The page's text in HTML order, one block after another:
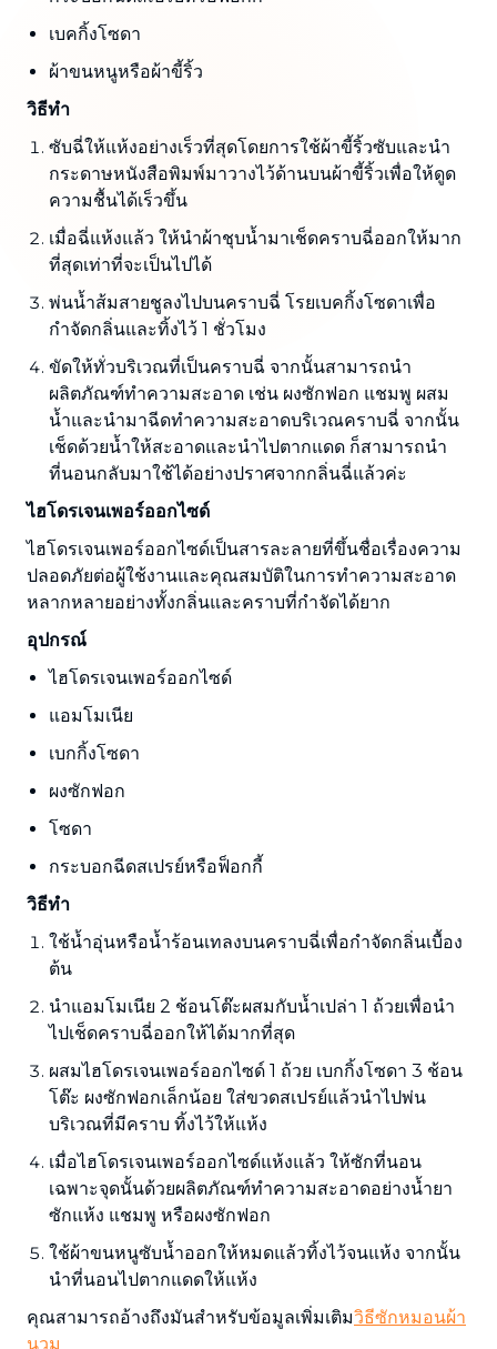
เบคกิ้งโซดา
ผ้าขนหนูหรือผ้าขี้ริ้ว
วิธีทำ
ซับฉี่ให้แห้งอย่างเร็วที่สุดโดยการใช้ผ้าขี้ริ้วซับและนำ
กระดาษหนังสือพิมพ์มาวางไว้ด้านบนผ้าขี้ริ้วเพื่อให้ดูด
ความชื้นได้เร็วขึ้น
เมื่อฉี่แห้งแล้ว ให้นำผ้าชุบน้ำมาเช็ดคราบฉี่ออกให้มาก
ที่สุดเท่าที่จะเป็นไปได้
พ่นน้ำส้มสายชูลงไปบนคราบฉี่ โรยเบคกิ้งโซดาเพื่อ
กำจัดกลิ่นและทิ้งไว้ 1 ชั่วโมง
ขัดให้ทั่วบริเวณที่เป็นคราบฉี่ จากนั้นสามารถนำ
ผลิตภัณฑ์ทำความสะอาด เช่น ผงซักฟอก แชมพู ผสม
น้ำและนำมาฉีดทำความสะอาดบริเวณคราบฉี่ จากนั้น
เช็ดด้วยน้ำให้สะอาดและนำไปตากแดด ก็สามารถนำ
ที่นอนกลับมาใช้ได้อย่างปราศจากกลิ่นฉี่แล้วค่ะ
ไฮโดรเจนเพอร์ออกไซด์
ไฮโดรเจนเพอร์ออกไซด์เป็นสารละลายที่ขึ้นชื่อเรื่องความ
ปลอดภัยต่อผู้ใช้งานและคุณสมบัติในการทำความสะอาด
หลากหลายอย่างทั้งกลิ่นและคราบที่กำจัดได้ยาก
อุปกรณ์
ไฮโดรเจนเพอร์ออกไซด์
แอมโมเนีย
เบกกิ้งโซดา
ผงซักฟอก
โซดา
กระบอกฉีดสเปรย์หรือฟ็อกกี้
วิธีทำ
ใช้น้ำอุ่นหรือน้ำร้อนเทลงบนคราบฉี่เพื่อกำจัดกลิ่นเบื้อง
ต้น
นำแอมโมเนีย 2 ช้อนโต๊ะผสมกับน้ำเปล่า 1 ถ้วยเพื่อนำ
ไปเช็ดคราบฉี่ออกให้ได้มากที่สุด
ผสมไฮโดรเจนเพอร์ออกไซด์ 1 ถ้วย เบกกิ้งโซดา 3 ช้อน
โต๊ะ ผงซักฟอกเล็กน้อย ใส่ขวดสเปรย์แล้วนำไปพ่น
บริเวณที่มีคราบ ทิ้งไว้ให้แห้ง
เมื่อไฮโดรเจนเพอร์ออกไซด์แห้งแล้ว ให้ซักที่นอน
เฉพาะจุดนั้นด้วยผลิตภัณฑ์ทำความสะอาดอย่างน้ำยา
ซักแห้ง แชมพู หรือผงซักฟอก
ใช้ผ้าขนหนูซับน้ำออกให้หมดแล้วทิ้งไว้จนแห้ง จากนั้น
นำที่นอนไปตากแดดให้แห้ง
คุณสามารถอ้างถึงมันสำหรับข้อมูลเพิ่มเติมวิธีซักหมอนผ้า
นวม